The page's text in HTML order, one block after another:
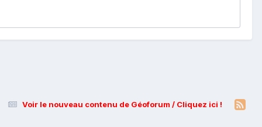
Voir le nouveau contenu de Géoforum / Cliquez ici !